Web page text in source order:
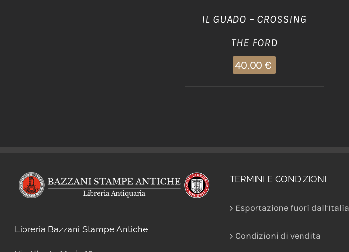
IL GUADO – CROSSING
THE FORD
40,00 €
Libreria Bazzani Stampe Antiche
TERMINI E CONDIZIONI
Esportazione fuori dall’Italia
Condizioni di vendita